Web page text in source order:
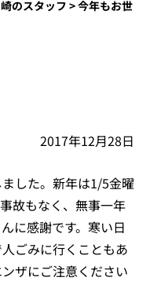
のスタッフ >今年もお世
2017年12月28日
した。新年は1/5金曜
故もなく、無事一年
に感謝です。寒い日
ごみに行くこともあ
ザにご注意ください